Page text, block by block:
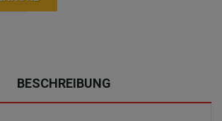
BESCHREIBUNG